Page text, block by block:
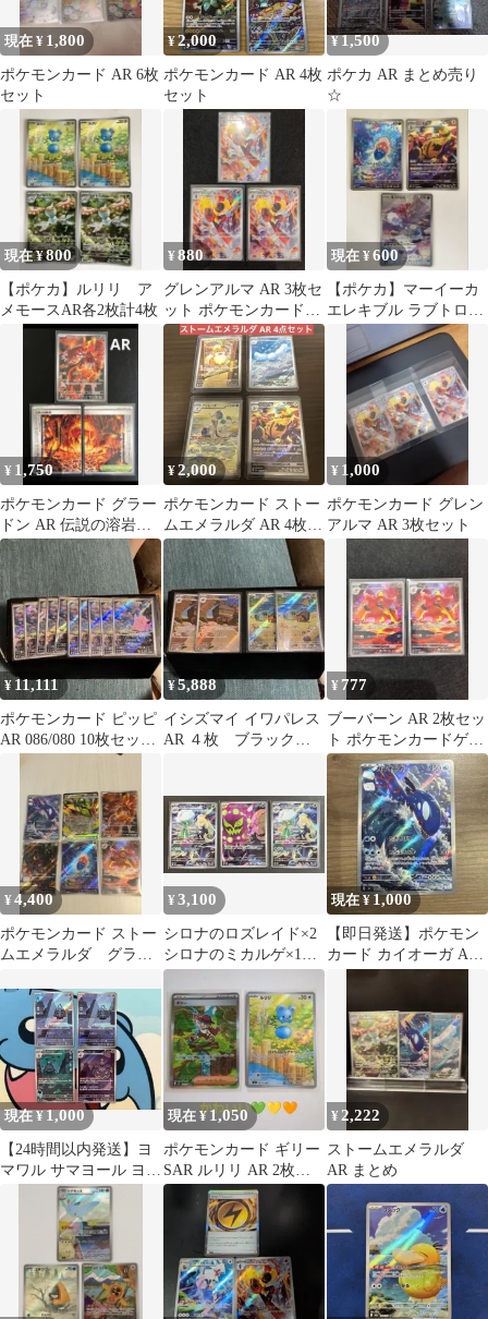
現在 ¥ 1,800
ポケモンカード AR 6枚
セット
¥2,000
ポケモンカード AR 4枚
セット
¥1,500
ポケカ AR まとめ売り
☆
現在 ¥800
【ポケカ】ルリリ ア
メモースAR各2枚計4枚
¥880
グレンアルマ AR 3枚セ
ット ポケモンカードゲ
ーム
現在 ¥600
【ポケカ】マーイーカ
エレキブル ラブトロス
AR 3枚セット
¥ 1,750
ポケモンカード グラー
ドン AR 伝説の溶岩洞
２枚付き☆
¥2,000
ポケモンカード ストー
ムエメラルダ AR 4枚セ
ット
¥ 1,000
ポケモンカード グレン
アルマ AR 3枚セット
¥ 11,111
ポケモンカード ピッピ
AR 086/080 10枚セット
¥5,888
イシズマイ イワパレス
AR ４枚 ブラックボ
¥ 777
ブーバーン AR 2枚セッ
ト ポケモンカードゲー
ム
¥4,400
ポケモンカード ストー
ムエメラルダ グラー
¥3,100
シロナのロズレイド×2
シロナのミカルゲ×1
AR 3枚
現在 ¥1,000
【即日発送】ポケモン
カード カイオーガ AR
現在 ¥1,000
【24時間以内発送】ヨ
マワル サマヨール ヨノ
ワール AR 4枚セット
現在 ¥1,050
ポケモンカード ギリー
SAR ルリリ AR 2枚セッ
ト
¥ 2,222
ストームエメラルダ
AR まとめ